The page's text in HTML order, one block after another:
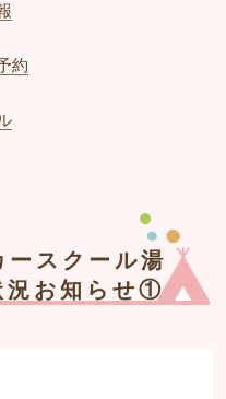
約
スクール湯
況お知らせ①